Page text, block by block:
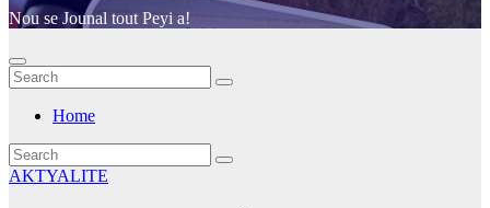
Nou se Jounal tout Peyi a!
Home
AKTYALITE